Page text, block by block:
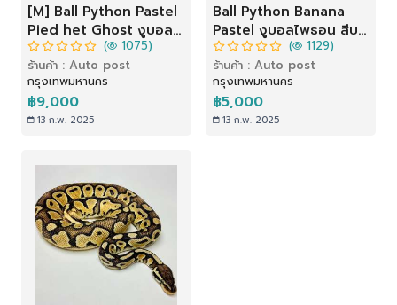
[M] Ball Python Pastel
Pied het Ghost งูบอล
ไพธอน สีพาสเทลพิดเฮท
โกสต์
( 1075)
ร้านค้า : Auto post
กรุงเทพมหานคร
฿9,000
13 ก.พ. 2025
Ball Python Banana
Pastel งูบอลไพธอน สีบา
นาน่าพาสเทล( 1129)
ร้านค้า : Auto post
กรุงเทพมหานคร
฿5,000
13 ก.พ. 2025